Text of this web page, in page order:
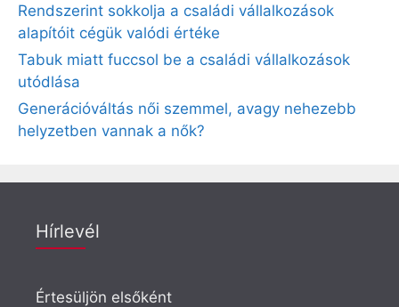
Rendszerint sokkolja a családi vállalkozások
alapítóit cégük valódi értéke
Tabuk miatt fuccsol be a családi vállalkozások
utódlása
Generációváltás női szemmel, avagy nehezebb
helyzetben vannak a nők?
Hírlevél
Értesüljön elsőként